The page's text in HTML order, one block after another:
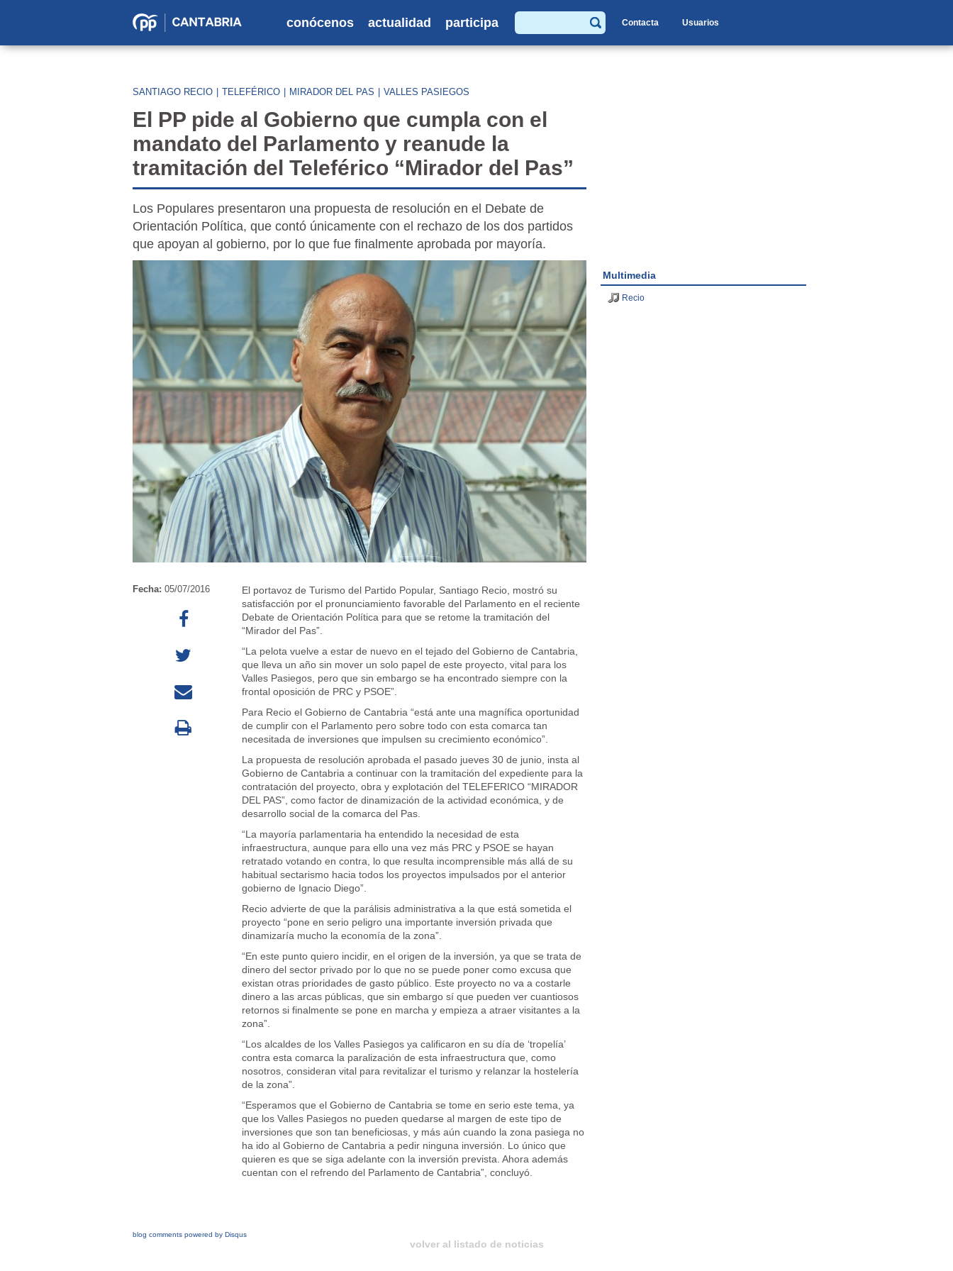
Partido
en
conócenos actualidad participa
Buscar
Contacta Usuarios
SANTIAGO RECIO TELEFÉRICO MIRADOR DEL PAS VALLES PASIEGOS
El PP pide al Gobierno que cumpla con el
mandato del Parlamento y reanude la
tramitación del Teleférico “Mirador del Pas”
Los Populares presentaron una propuesta de resolución en el Debate de
Orientación Política, que contó únicamente con el rechazo de los dos partidos
que apoyan al gobierno, por lo que fue finalmente aprobada por mayoría.
Fecha: 05/07/2016
El portavoz de Turismo del Partido Popular, Santiago Recio, mostró su
satisfacción por el pronunciamiento favorable del Parlamento en el reciente
Debate de Orientación Política para que se retome la tramitación del
“Mirador del Pas”.
“La pelota vuelve a estar de nuevo en el tejado del Gobierno de Cantabria,
que lleva un año sin mover un solo papel de este proyecto, vital para los
Valles Pasiegos, pero que sin embargo se ha encontrado siempre con la
frontal oposición de PRC y PSOE”.
Para Recio el Gobierno de Cantabria “está ante una magnífica oportunidad
de cumplir con el Parlamento pero sobre todo con esta comarca tan
necesitada de inversiones que impulsen su crecimiento económico”.
La propuesta de resolución aprobada el pasado jueves 30 de junio, insta al
Gobierno de Cantabria a continuar con la tramitación del expediente para la
contratación del proyecto, obra y explotación del TELEFERICO “MIRADOR
DEL PAS”, como factor de dinamización de la actividad económica, y de
desarrollo social de la comarca del Pas.
“La mayoría parlamentaria ha entendido la necesidad de esta
infraestructura, aunque para ello una vez más PRC y PSOE se hayan
retratado votando en contra, lo que resulta incomprensible más allá de su
habitual sectarismo hacia todos los proyectos impulsados por el anterior
gobierno de Ignacio Diego”.
Recio advierte de que la parálisis administrativa a la que está sometida el
proyecto “pone en serio peligro una importante inversión privada que
dinamizaría mucho la economía de la zona”.
“En este punto quiero incidir, en el origen de la inversión, ya que se trata de
dinero del sector privado por lo que no se puede poner como excusa que
existan otras prioridades de gasto público. Este proyecto no va a costarle
dinero a las arcas públicas, que sin embargo sí que pueden ver cuantiosos
retornos si finalmente se pone en marcha y empieza a atraer visitantes a la
zona”.
“Los alcaldes de los Valles Pasiegos ya calificaron en su día de ‘tropelía’
contra esta comarca la paralización de esta infraestructura que, como
nosotros, consideran vital para revitalizar el turismo y relanzar la hostelería
de la zona”.
“Esperamos que el Gobierno de Cantabria se tome en serio este tema, ya
que los Valles Pasiegos no pueden quedarse al margen de este tipo de
inversiones que son tan beneficiosas, y más aún cuando la zona pasiega no
ha ido al Gobierno de Cantabria a pedir ninguna inversión. Lo único que
quieren es que se siga adelante con la inversión prevista. Ahora además
cuentan con el refrendo del Parlamento de Cantabria”, concluyó.
Multimedia
Recio
blog comments powered by Disqus
volver al listado de noticias